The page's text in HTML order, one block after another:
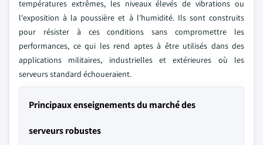
températures extrêmes, les niveaux élevés de vibrations ou
l'exposition à la poussière et à l'humidité. Ils sont construits
pour résister à ces conditions sans compromettre les
performances, ce qui les rend aptes à être utilisés dans des
applications militaires, industrielles et extérieures où les
serveurs standard échoueraient.
Principaux enseignements du marché des
serveurs robustes